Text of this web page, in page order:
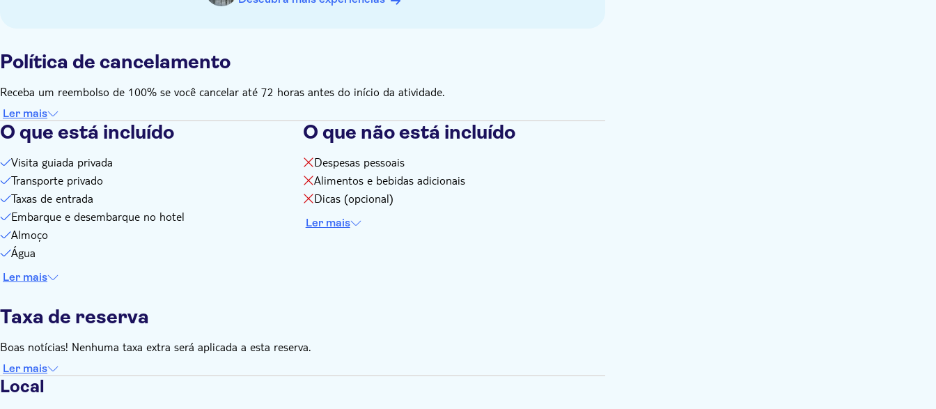
Política de cancelamento
Receba um reembolso de 100% se você cancelar até 72 horas antes do início da atividade.
Ler mais
O que está incluído
Visita guiada privada
Transporte privado
Taxas de entrada
Embarque e desembarque no hotel
Almoço
Água
Ler mais
O que não está incluído
Despesas pessoais
Alimentos e bebidas adicionais
Dicas (opcional)
Ler mais
Taxa de reserva
Boas notícias! Nenhuma taxa extra será aplicada a esta reserva.
Ler mais
Local